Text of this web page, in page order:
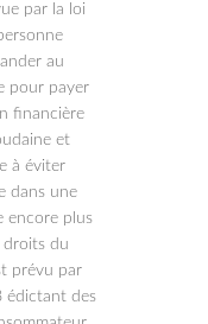
par la loi
au
pour payer
financière
et
à éviter
dans une
encore plus
droits du
prévu par
édictant des